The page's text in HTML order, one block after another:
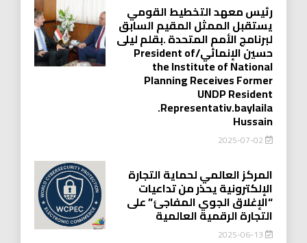
رئيس معهد التخطيط القومي
يستقبل الممثل المقيم السابق
لبرنامج الأمم المتحدة .بقلم ليلى
حسين الإنمائي/President of
the Institute of National
Planning Receives Former
UNDP Resident
.Representativ.baylaila
Hussain
2025-07-02
المركز العالمي لحماية التجارة
الإلكترونية يحذر من تداعيات
“الإغلاق الجوي المفاجئ” على
التجارة الرقمية العالمية
2025-06-13